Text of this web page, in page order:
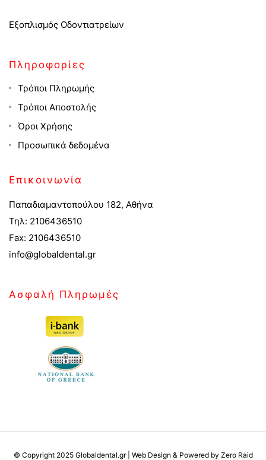
Εξοπλισμός Οδοντιατρείων
Πληροφορίες
Τρόποι Πληρωμής
Τρόποι Αποστολής
Όροι Χρήσης
Προσωπικά δεδομένα
Επικοινωνία
Παπαδιαμαντοπούλου 182, Αθήνα
Τηλ: 2106436510
Fax: 2106436510
info@globaldental.gr
Ασφαλή Πληρωμές
© Copyright 2025 Globaldental.gr | Web Design & Powered by Zero Raid